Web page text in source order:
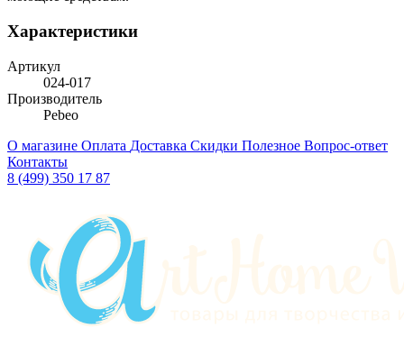
Характеристики
Артикул
024-017
Производитель
Pebeo
О магазине Оплата Доставка Скидки Полезное Вопрос-ответ
Контакты
8 (499) 350 17 87